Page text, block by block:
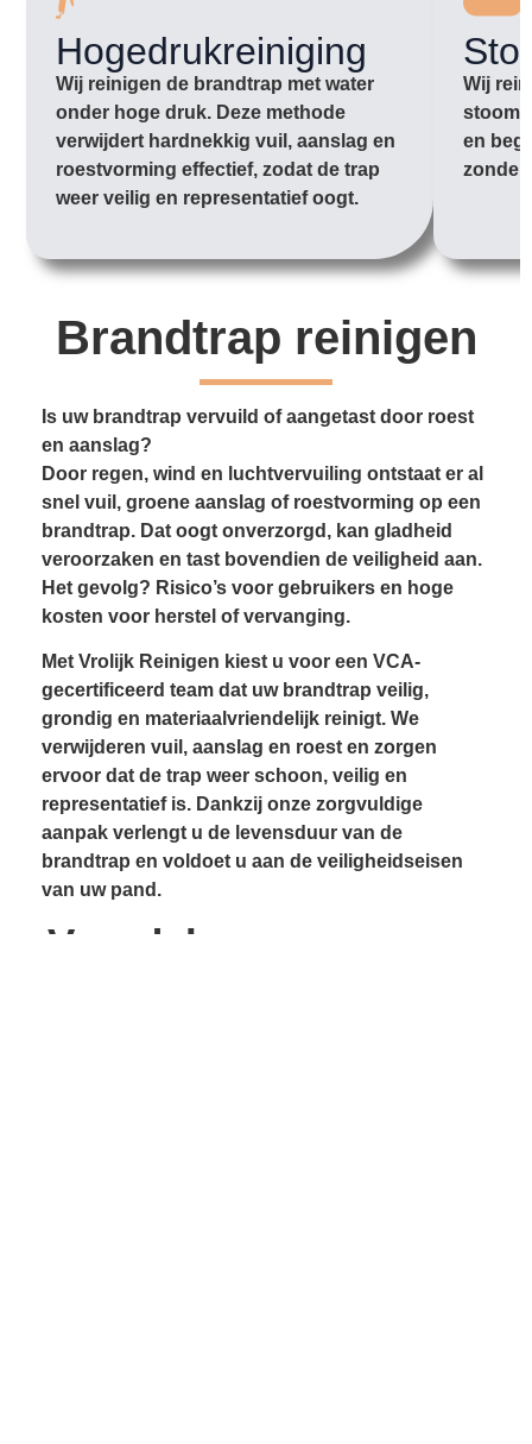
Hogedrukreiniging
Wij reinigen de brandtrap met water
onder hoge druk. Deze methode
verwijdert hardnekkig vuil, aanslag en
roestvorming effectief, zodat de trap
weer veilig en representatief oogt.
Wij
stoom
en
zonder
Brandtrap reinigen
Is uw brandtrap vervuild of aangetast door roest
en aanslag?
Door regen, wind en luchtvervuiling ontstaat er al
snel vuil, groene aanslag of roestvorming op een
brandtrap. Dat oogt onverzorgd, kan gladheid
veroorzaken en tast bovendien de veiligheid aan.
Het gevolg? Risico’s voor gebruikers en hoge
kosten voor herstel of vervanging.
Met Vrolijk Reinigen kiest u voor een VCA-
gecertificeerd team dat uw brandtrap veilig,
grondig en materiaalvriendelijk reinigt. We
verwijderen vuil, aanslag en roest en zorgen
ervoor dat de trap weer schoon, veilig en
representatief is. Dankzij onze zorgvuldige
aanpak verlengt u de levensduur van de
brandtrap en voldoet u aan de veiligheidseisen
van uw pand.
Voordelen